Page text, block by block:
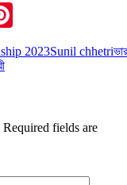
2023Sunil chhetri
Required fields are